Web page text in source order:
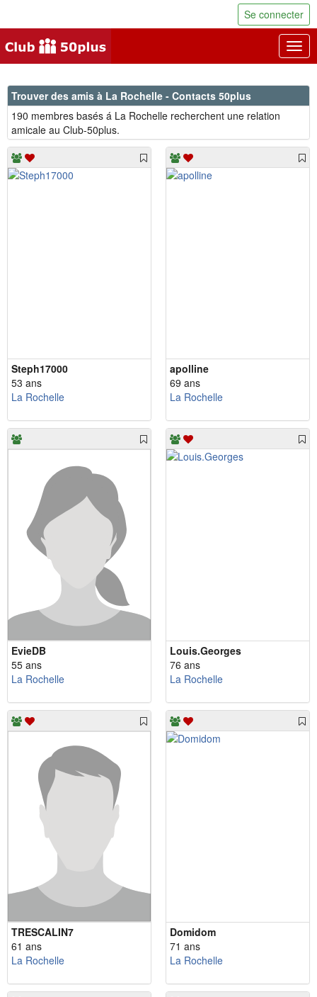
Se connecter
Trouver des amis à La Rochelle - Contacts 50plus
190 membres basés á La Rochelle recherchent une relation
amicale au Club-50plus.
Steph17000
53 ans
La Rochelle
apolline
69 ans
La Rochelle
EvieDB
55 ans
La Rochelle
Louis.Georges
76 ans
La Rochelle
TRESCALIN7
61 ans
La Rochelle
Domidom
71 ans
La Rochelle